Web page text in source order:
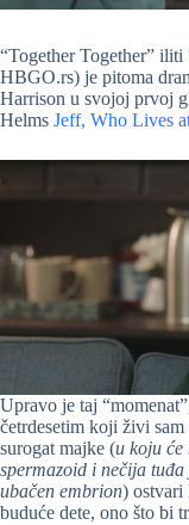
“Together Together”
HBGO.rs) je pitoma
Harrison u svojoj prvoj
Helms Jeff, Who Lives
Upravo je taj
četrdesetim koji živi
surogat majke (u koju će
spermazoid i nečija
ubačen embrion) ostvari
buduće dete, ono što bi